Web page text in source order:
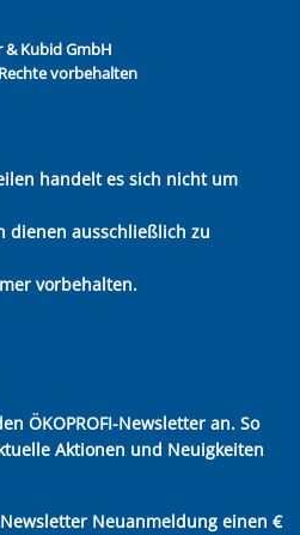
& Kubid GmbH
vorbehalten
handelt es sich nicht um
dienen ausschließlich zu
vorbehalten.
ÖKOPROFI-Newsletter an. So
Aktionen und Neuigkeiten
Neuanmeldung einen €